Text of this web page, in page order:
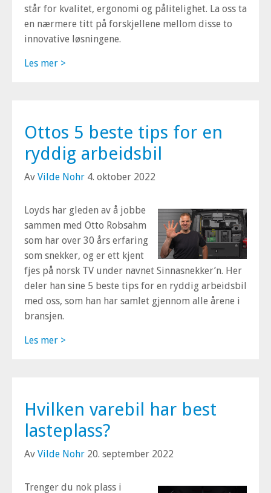
står for kvalitet, ergonomi og pålitelighet. La oss ta
en nærmere titt på forskjellene mellom disse to
innovative løsningene.
Les mer >
Ottos 5 beste tips for en
ryddig arbeidsbil
Av Vilde Nohr 4. oktober 2022
Loyds har gleden av å jobbe
sammen med Otto Robsahm
som har over 30 års erfaring
som snekker, og er ett kjent
fjes på norsk TV under navnet Sinnasnekker’n. Her
deler han sine 5 beste tips for en ryddig arbeidsbil
med oss, som han har samlet gjennom alle årene i
bransjen.
Les mer >
Hvilken varebil har best
lasteplass?
Av Vilde Nohr 20. september 2022
Trenger du nok plass i